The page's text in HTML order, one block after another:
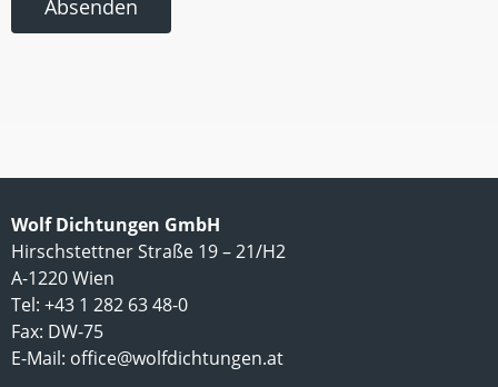
Absenden
Wolf Dichtungen GmbH
Hirschstettner Straße 19 – 21/H2
A-1220 Wien
Tel: +43 1 282 63 48-0
Fax: DW-75
E-Mail: office@wolfdichtungen.at